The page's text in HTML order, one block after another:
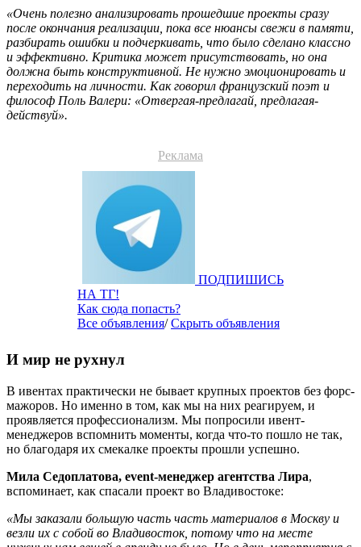
«Очень полезно анализировать прошедшие проекты сразу
после окончания реализации, пока все нюансы свежи в памяти,
разбирать ошибки и подчеркивать, что было сделано классно
и эффективно. Критика может присутствовать, но она
должна быть конструктивной. Не нужно эмоционировать и
переходить на личности. Как говорил французский поэт и
философ Поль Валери: «Отвергая-предлагай, предлагая-
действуй».
Реклама
ПОДПИШИСЬ
НА ТГ!
Как сюда попасть?
Все объявления/Скрыть объявления
И мир не рухнул
В ивентах практически не бывает крупных проектов без форс-
мажоров. Но именно в том, как мы на них реагируем, и
проявляется профессионализм. Мы попросили ивент-
менеджеров вспомнить моменты, когда что-то пошло не так,
но благодаря их смекалке проекты прошли успешно.
Мила Седоплатова, event-менеджер агентства Лира,
вспоминает, как спасали проект во Владивостоке:
«Мы заказали большую часть часть материалов в Москву и
везли их с собой во Владивосток, потому что на месте